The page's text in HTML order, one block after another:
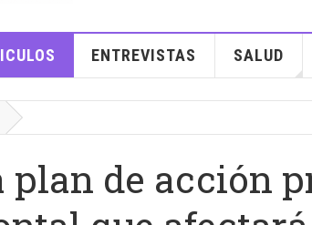
ENTREVISTAS SALUD
plan de acción